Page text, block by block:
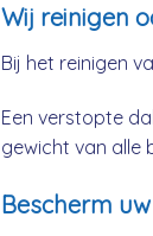
Wij reinigen
Bij het reinigen
Een verstopte
gewicht van alle
Bescherm